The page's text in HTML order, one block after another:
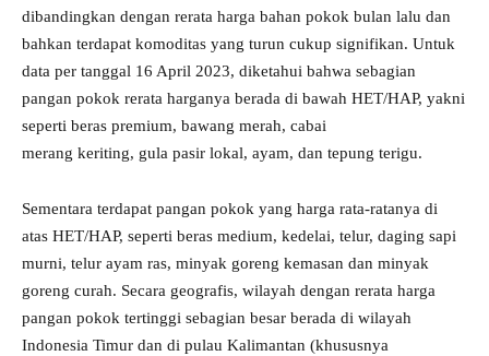
dibandingkan dengan rerata harga bahan pokok bulan lalu dan
bahkan terdapat komoditas yang turun cukup signifikan. Untuk
data per tanggal 16 April 2023, diketahui bahwa sebagian
pangan pokok rerata harganya berada di bawah HET/HAP, yakni
seperti beras premium, bawang merah, cabai
merang keriting, gula pasir lokal, ayam, dan tepung terigu.
Sementara terdapat pangan pokok yang harga rata-ratanya di
atas HET/HAP, seperti beras medium, kedelai, telur, daging sapi
murni, telur ayam ras, minyak goreng kemasan dan minyak
goreng curah. Secara geografis, wilayah dengan rerata harga
pangan pokok tertinggi sebagian besar berada di wilayah
Indonesia Timur dan di pulau Kalimantan (khususnya